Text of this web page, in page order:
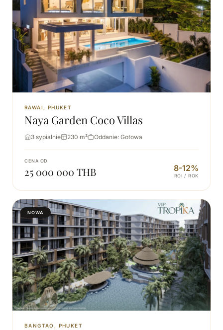
RAWAI, PHUKET
Naya Garden Coco Villas
3 sypialnie 230 m² Oddanie: Gotowa
CENA OD
25 000 000 THB 8-12%
ROI / ROK
NOWA
BANGTAO, PHUKET